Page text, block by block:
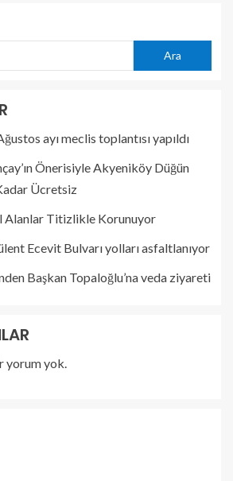
Ara
ayı meclis toplantısı yapıldı
Önerisiyle Akyeniköy Düğün
Ücretsiz
Alanlar Titizlikle Korunuyor
Ecevit Bulvarı yolları asfaltlanıyor
Başkan Topaloğlu’na veda ziyareti
yorum yok.